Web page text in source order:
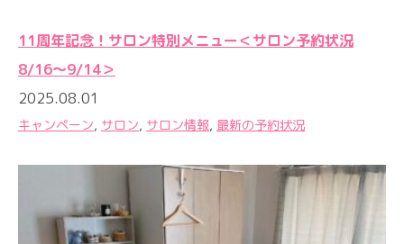
11周年記念！サロン特別メニュー＜サロン予約状況
8/16〜9/14＞
2025.08.01
キャンペーン, サロン, サロン情報, 最新の予約状況